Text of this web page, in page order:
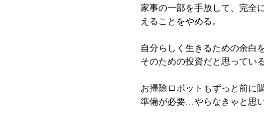
家事の一部を手放して、完全
えることをやめる。
自分らしく生きるための余白
そのための投資だと思っている
お掃除ロボットもずっと前に
準備が必要…やらなきゃと思